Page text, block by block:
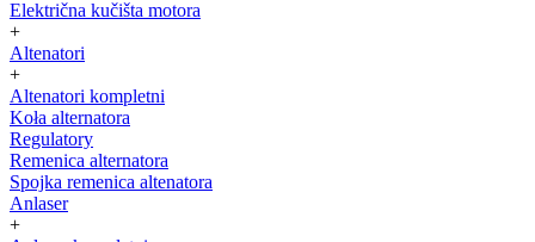
Električna kučišta motora
+
Altenatori
+
Altenatori kompletni
Koła alternatora
Regulatory
Remenica alternatora
Spojka remenica altenatora
Anlaser
+